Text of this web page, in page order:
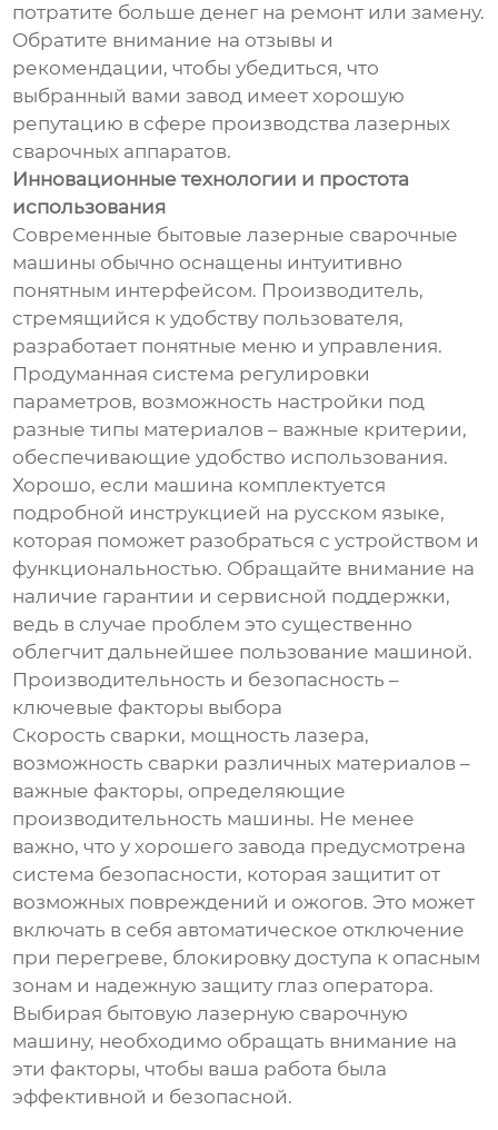
потратите больше денег на ремонт или замену.
Обратите внимание на отзывы и
рекомендации, чтобы убедиться, что
выбранный вами завод имеет хорошую
репутацию в сфере производства лазерных
сварочных аппаратов.
Инновационные технологии и простота
использования
Современные бытовые лазерные сварочные
машины обычно оснащены интуитивно
понятным интерфейсом. Производитель,
стремящийся к удобству пользователя,
разработает понятные меню и управления.
Продуманная система регулировки
параметров, возможность настройки под
разные типы материалов – важные критерии,
обеспечивающие удобство использования.
Хорошо, если машина комплектуется
подробной инструкцией на русском языке,
которая поможет разобраться с устройством и
функциональностью. Обращайте внимание на
наличие гарантии и сервисной поддержки,
ведь в случае проблем это существенно
облегчит дальнейшее пользование машиной.
Производительность и безопасность –
ключевые факторы выбора
Скорость сварки, мощность лазера,
возможность сварки различных материалов –
важные факторы, определяющие
производительность машины. Не менее
важно, что у хорошего завода предусмотрена
система безопасности, которая защитит от
возможных повреждений и ожогов. Это может
включать в себя автоматическое отключение
при перегреве, блокировку доступа к опасным
зонам и надежную защиту глаз оператора.
Выбирая бытовую лазерную сварочную
машину, необходимо обращать внимание на
эти факторы, чтобы ваша работа была
эффективной и безопасной.